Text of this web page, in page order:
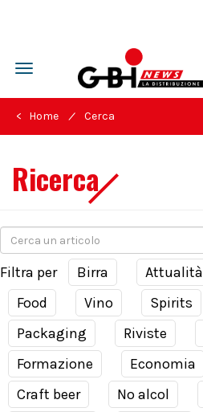
Toggle
navigation
< Home / Cerca
Ricerca
Filtra per Birra Attualità
Food
Vino Spirits
Packaging
Riviste
Formazione
Economia
Craft beer
No alcol